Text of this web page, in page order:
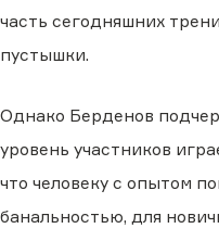
часть сегодняшних
пустышки.
Однако Берденов
уровень участников
что человеку с опытом
банальностью, для